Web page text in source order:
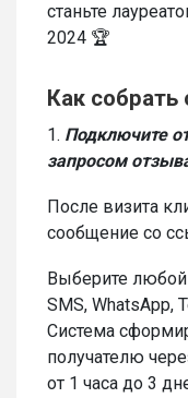
станьте
2024 🏆
Как
1. Подключите
запросом
После визита
сообщение со
Выберите
SMS, WhatsApp,
Система
получателю
от 1 часа до 3